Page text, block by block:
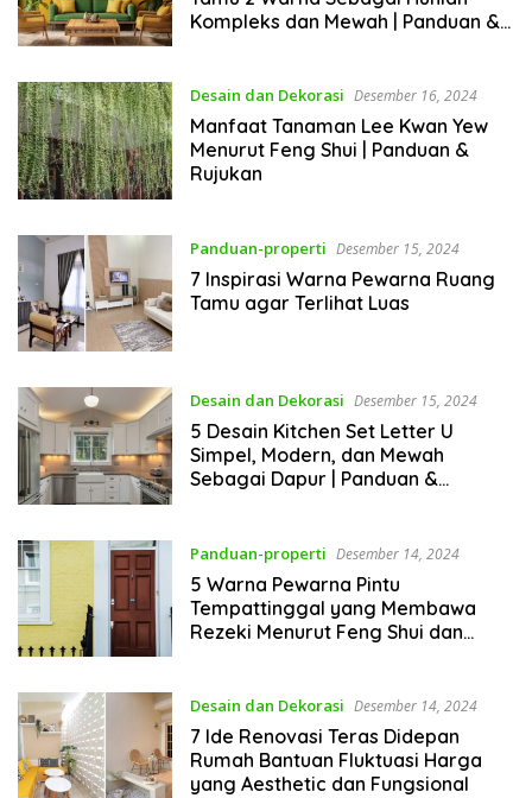
Kompleks dan Mewah | Panduan &
Desain dan Dekorasi Desember 16, 2024
Manfaat Tanaman Lee Kwan Yew
Menurut Feng Shui | Panduan &
Rujukan
Panduan-properti Desember 15, 2024
7 Inspirasi Warna Pewarna Ruang
Tamu agar Terlihat Luas
Desain dan Dekorasi Desember 15, 2024
5 Desain Kitchen Set Letter U
Simpel, Modern, dan Mewah
Sebagai Dapur | Panduan &
Panduan-properti Desember 14, 2024
5 Warna Pewarna Pintu
Tempattinggal yang Membawa
Rezeki Menurut Feng Shui dan
Desain dan Dekorasi Desember 14, 2024
7 Ide Renovasi Teras Didepan
Rumah Bantuan Fluktuasi Harga
yang Aesthetic dan Fungsional